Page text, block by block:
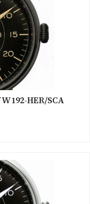
HER/SCA